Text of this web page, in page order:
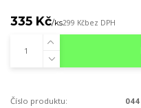
335 Kč/ks299 Kčbez DPH
Číslo produktu: 044